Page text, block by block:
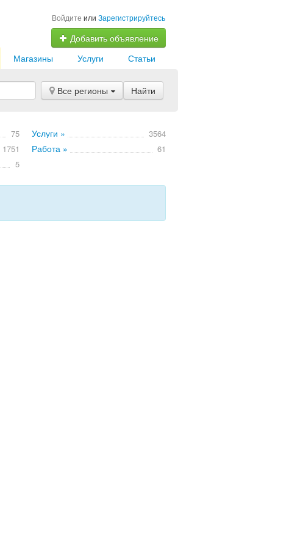
Войдите или Зарегистрируйтесь
Добавить объявление
Статьи
Услуги
Магазины
Все регионы Найти
75 Услуги » 3564
1751 Работа » 61
5